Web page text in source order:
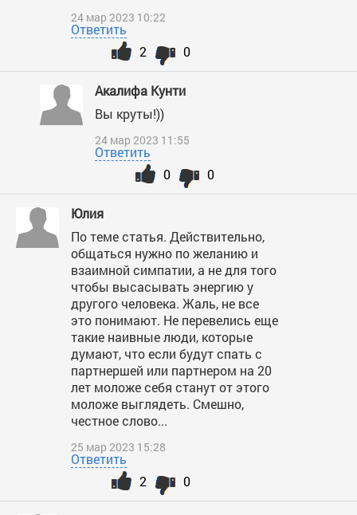
24 мар 2023 10:22
Ответить
0
2
Акалифа Кунти
Вы круты!))
24 мар 2023 11:55
Ответить
0
0
Юлия
По теме статья. Действительно,
общаться нужно по желанию и
взаимной симпатии, а не для того
чтобы высасывать энергию у
другого человека. Жаль, не все
это понимают. Не перевелись еще
такие наивные люди, которые
думают, что если будут спать с
партнершей или партнером на 20
лет моложе себя станут от этого
моложе выглядеть. Смешно,
честное слово...
25 мар 2023 15:28
Ответить
0
2